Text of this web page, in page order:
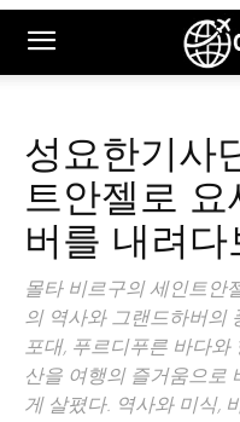
성요한기사
트안젤로
버를 내려다
몰타 비르구의 세인트안
의 역사와 그랜드하버의
포대, 푸르디푸른 바다
산을 여행의 즐거움으로
게 살폈다. 역사와 미식,